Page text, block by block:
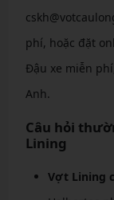
phí, hoặc đặt
Đậu xe miễn
Anh.
Câu hỏi
Lining
Vợt Lining